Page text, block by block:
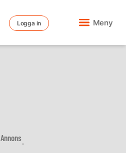
Logga in Meny
Annons